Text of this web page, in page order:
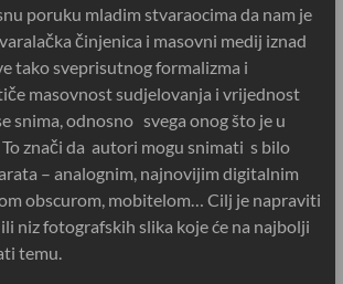
poruku mladim stvaraocima da nam je
činjenica i masovni medij iznad
tako sveprisutnog formalizma i
masovnost sudjelovanja i vrijednost
snima, odnosno svega onog što je u
znači da autori mogu snimati s bilo
– analognim, najnovijim digitalnim
obscurom, mobitelom… Cilj je napraviti
niz fotografskih slika koje će na najbolji
temu.